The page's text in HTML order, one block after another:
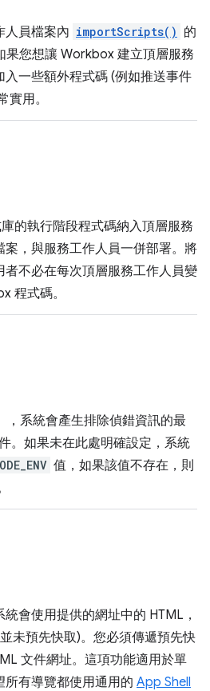
人員檔案內 importScripts() 的
果您想讓 Workbox 建立頂層服務
一些額外程式碼 (例如推送事件
實用。
的執行階段程式碼納入頂層服務
，與服務工作人員一併部署。將
不必在每次頂層服務工作人員變
程式碼。
系統會產生排除偵錯資訊的最
。如果未在此處明確設定，系統
值，如果該值不存在，則
會使用提供的網址中的 HTML，
未預先快取)。您必須傳遞預先快
文件網址。這項功能適用於單
有導覽都使用通用的 App Shell